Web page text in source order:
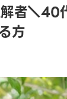
者＼
方